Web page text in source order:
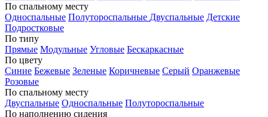
По спальному месту
Односпальные Полутороспальные Двуспальные Детские
Подростковые
По типу
Прямые Модульные Угловые Бескаркасные
По цвету
Синие Бежевые Зеленые Коричневые Серый Оранжевые
Розовые
По спальному месту
Двуспальные Односпальные Полутороспальные
По наполнению сидения